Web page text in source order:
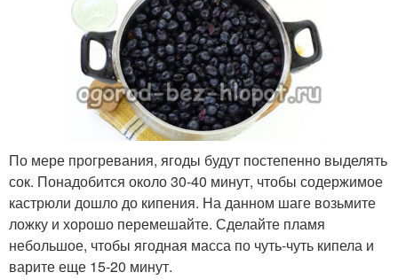
По мере прогревания, ягоды будут постепенно выделять
сок. Понадобится около 30-40 минут, чтобы содержимое
кастрюли дошло до кипения. На данном шаге возьмите
ложку и хорошо перемешайте. Сделайте пламя
небольшое, чтобы ягодная масса по чуть-чуть кипела и
варите еще 15-20 минут.